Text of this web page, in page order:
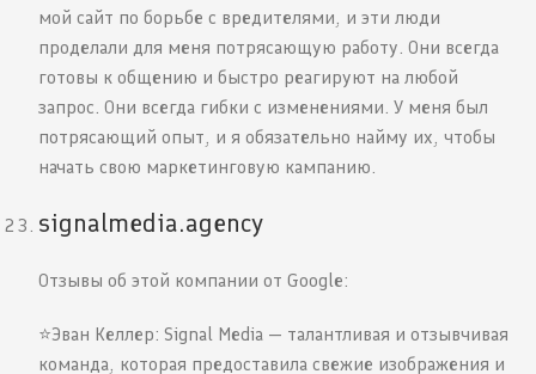
мой сайт по борьбе с вредителями, и эти люди
проделали для меня потрясающую работу. Они всегда
готовы к общению и быстро реагируют на любой
запрос. Они всегда гибки с изменениями. У меня был
потрясающий опыт, и я обязательно найму их, чтобы
начать свою маркетинговую кампанию.
signalmedia.agency
Отзывы об этой компании от Google:
⭐️Эван Келлер: Signal Media — талантливая и отзывчивая
команда, которая предоставила свежие изображения и